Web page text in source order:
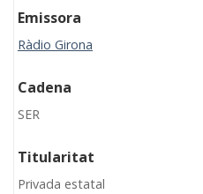
Emissora
Ràdio Girona
Cadena
SER
Titularitat
Privada estatal